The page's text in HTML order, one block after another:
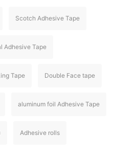
Scotch Adhesive Tape
Adhesive Tape
Tape Double Face tape
aluminum foil Adhesive Tape
Adhesive rolls